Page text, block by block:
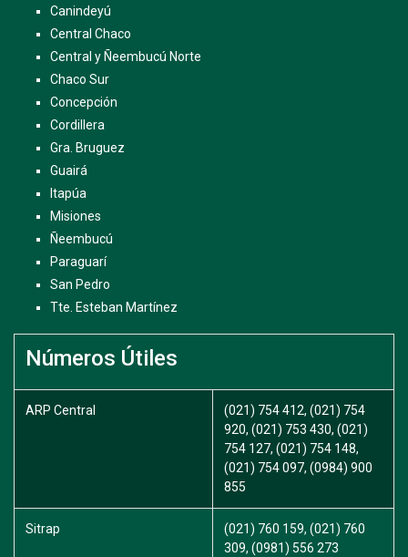
Canindeyú
Central Chaco
Central y Ñeembucú Norte
Chaco Sur
Concepción
Cordillera
Gra. Bruguez
Guairá
Itapúa
Misiones
Ñeembucú
Paraguarí
San Pedro
Tte. Esteban Martínez
Números Útiles
ARP Central
(021) 754 412, (021) 754
920, (021) 753 430, (021)
754 127, (021) 754 148,
(021) 754 097, (0984) 900
855
Sitrap
(021) 760 159, (021) 760
309, (0981) 556 273